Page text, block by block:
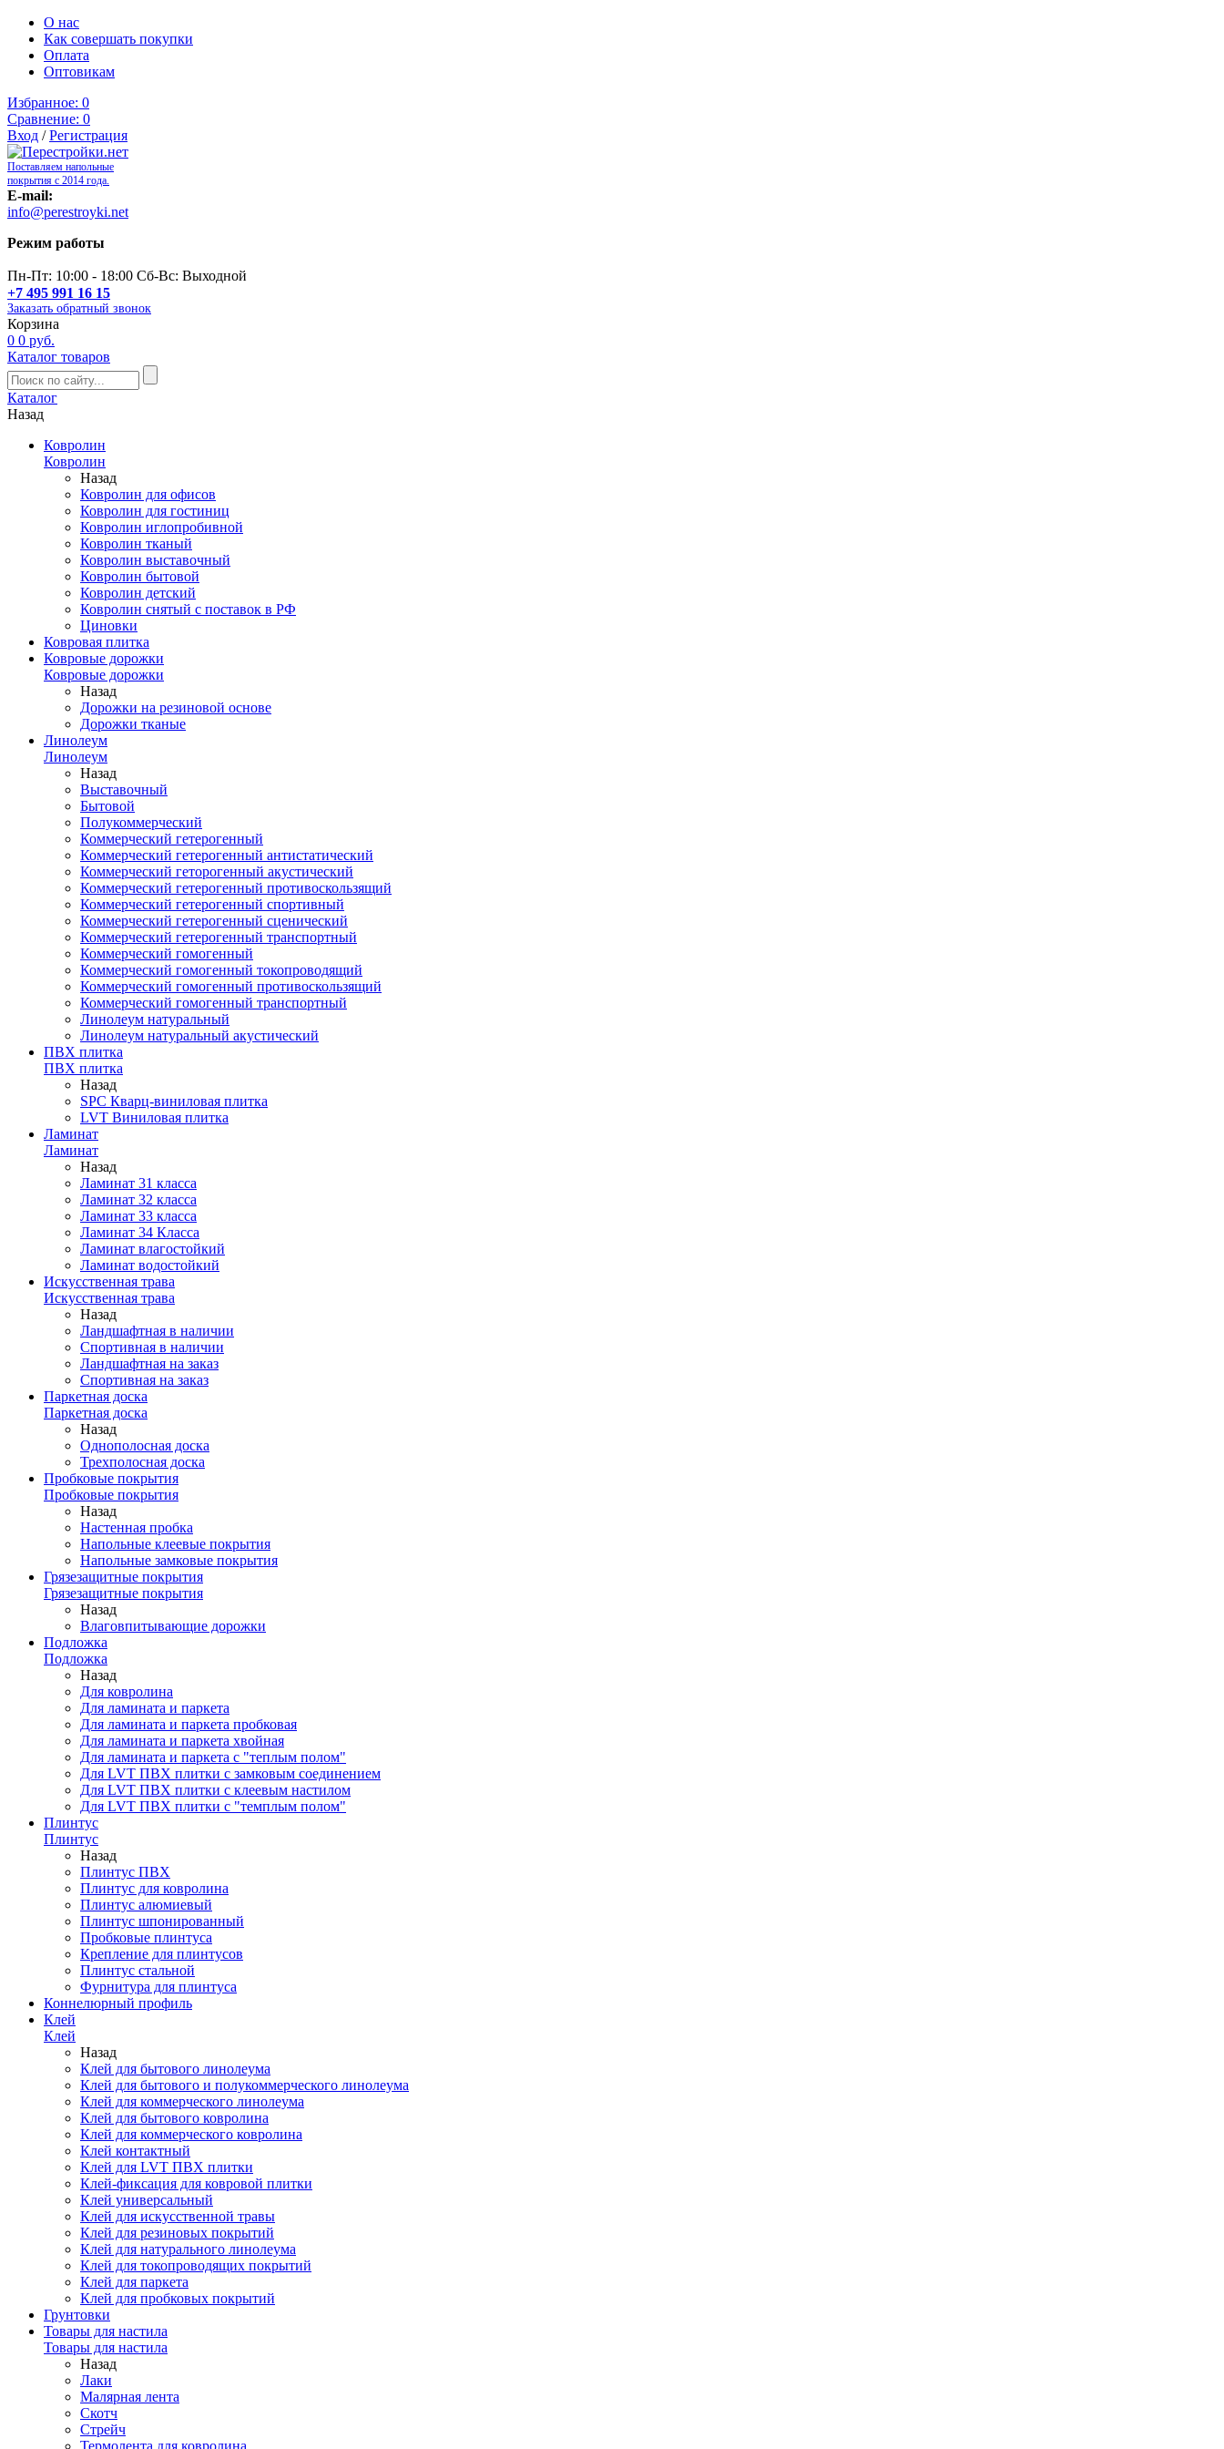
О нас
Как совершать покупки
Оплата
Оптовикам
Избранное: 0
Сравнение: 0
Вход /Регистрация
Поставляем напольные
покрытия с 2014 года.
E-mail:
info@perestroyki.net
Режим работы
Пн-Пт: 10:00 - 18:00 Сб-Вс: Выходной
+7 495 991 16 15
Заказать обратный звонок
Корзина
0 0 руб.
Каталог товаров
Каталог
Назад
Ковролин
Ковролин
Назад
Ковролин для офисов
Ковролин для гостиниц
Ковролин иглопробивной
Ковролин тканый
Ковролин выставочный
Ковролин бытовой
Ковролин детский
Ковролин снятый с поставок в РФ
Циновки
Ковровая плитка
Ковровые дорожки
Ковровые дорожки
Назад
Дорожки на резиновой основе
Дорожки тканые
Линолеум
Линолеум
Назад
Выставочный
Бытовой
Полукоммерческий
Коммерческий гетерогенный
Коммерческий гетерогенный антистатический
Коммерческий геторогенный акустический
Коммерческий гетерогенный противоскользящий
Коммерческий гетерогенный спортивный
Коммерческий гетерогенный сценический
Коммерческий гетерогенный транспортный
Коммерческий гомогенный
Коммерческий гомогенный токопроводящий
Коммерческий гомогенный противоскользящий
Коммерческий гомогенный транспортный
Линолеум натуральный
Линолеум натуральный акустический
ПВХ плитка
ПВХ плитка
Назад
SPC Кварц-виниловая плитка
LVT Виниловая плитка
Ламинат
Ламинат
Назад
Ламинат 31 класса
Ламинат 32 класса
Ламинат 33 класса
Ламинат 34 Класса
Ламинат влагостойкий
Ламинат водостойкий
Искусственная трава
Искусственная трава
Назад
Ландшафтная в наличии
Спортивная в наличии
Ландшафтная на заказ
Спортивная на заказ
Паркетная доска
Паркетная доска
Назад
Однополосная доска
Трехполосная доска
Пробковые покрытия
Пробковые покрытия
Назад
Настенная пробка
Напольные клеевые покрытия
Напольные замковые покрытия
Грязезащитные покрытия
Грязезащитные покрытия
Назад
Влаговпитывающие дорожки
Подложка
Подложка
Назад
Для ковролина
Для ламината и паркета
Для ламината и паркета пробковая
Для ламината и паркета хвойная
Для ламината и паркета с "теплым полом"
Для LVT ПВХ плитки с замковым соединением
Для LVT ПВХ плитки с клеевым настилом
Для LVT ПВХ плитки с "темплым полом"
Плинтус
Плинтус
Назад
Плинтус ПВХ
Плинтус для ковролина
Плинтус алюмиевый
Плинтус шпонированный
Пробковые плинтуса
Крепление для плинтусов
Плинтус стальной
Фурнитура для плинтуса
Коннелюрный профиль
Клей
Клей
Назад
Клей для бытового линолеума
Клей для бытового и полукоммерческого линолеума
Клей для коммерческого линолеума
Клей для бытового ковролина
Клей для коммерческого ковролина
Клей контактный
Клей для LVT ПВХ плитки
Клей-фиксация для ковровой плитки
Клей универсальный
Клей для искусственной травы
Клей для резиновых покрытий
Клей для натурального линолеума
Клей для токопроводящих покрытий
Клей для паркета
Клей для пробковых покрытий
Грунтовки
Товары для настила
Товары для настила
Назад
Лаки
Малярная лента
Скотч
Стрейч
Термолента для ковролина